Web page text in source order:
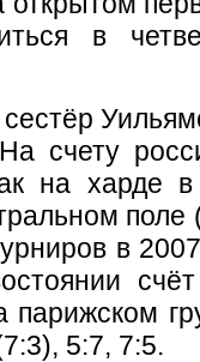
в
счету
на харде в
поле
в
парижском
5:7, 7:5.